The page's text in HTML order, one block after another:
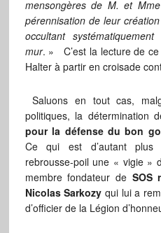
mensongères de M. et
pérennisation de leur
occultant
mur. » C’est la lecture de
Halter à partir en croisade
Saluons en tout cas,
politiques, la détermination
pour la défense du bon
Ce qui est d’autant plus
rebrousse-poil une « vigie »
membre fondateur de SOS
Nicolas Sarkozy qui lui a
d’officier de la Légion